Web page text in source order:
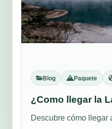
Blog Paquete
¿Como llegar la
Descubre cómo llegar